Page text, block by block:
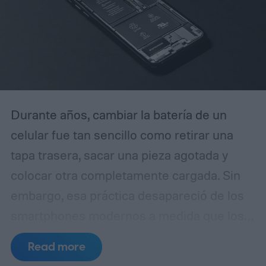
Durante años, cambiar la batería de un
celular fue tan sencillo como retirar una
tapa trasera, sacar una pieza agotada y
colocar otra completamente cargada. Sin
fabricantes apostaron por diseños más
delgados, cuerpos de vidrio y metal,
Read more